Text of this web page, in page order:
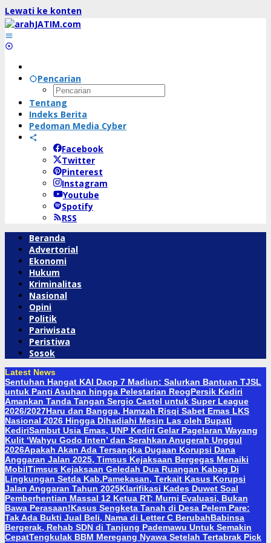
Lewati ke konten
Pencarian
Tentang
Indeks Berita
Pedoman Media Cyber
Facebook
Twitter
Pinterest
Instagram
Youtube
Spotify
RSS
Beranda
Advertorial
Ekonomi
Hukum
Kriminalitas
Nasional
Opini
Politik
Pariwisata
Peristiwa
Sosok
Latest News
Sentuhan Hangat KAI Daop 7 Madiun: Salurkan Bantuan TJSL
untuk Panti Asuhan hingga Pelestarian ReogPersik Kediri
Amankan Tanda Tangan Sergio Castel untuk Super League
2026/2027Haru dan Bangga, Hamzah Risqi Sabet Emas LKS
Nasional 2026 Hingga Dihadiahi Mesin Las oleh Bupati
KediriSambut Usia Emas, UNP Kediri Gelar Pagelaran Wayang
Kulit ‘Wahyu Godo Inten’ dan Serahkan Anugerah Unggul
2026Apakah Akan Ada Tersangka Dugaan Korupsi Dana
Anggaran Jalan 2025, Timsus Kejaksaan Bergegas Menaiki
MobilTimsus Kejaksaan Geledah Dua Ruangan Kabag Di
Lingkungan Setda Kab.Pamekasan, Terkait Kasus Korupsi
Jalan Anggaran Tahun 2025Klarifikasi Kades Duwet Soal
Pemberhentian Massal 12 Ketua RT: Murni Evaluasi, Bukan
Bawa Perasaan!Kasus Sengketa Tanah di Desa Pelem Pare:
Tak Ada Bukti Jual Beli, Nama di Letter C BerubahBabinsa
Bergerak, Rehab SDN di Tanjung Pademawu Untuk Semakin
CepatTengkulak BBM Meregang Nyawa Setelah Tertabrak Pick